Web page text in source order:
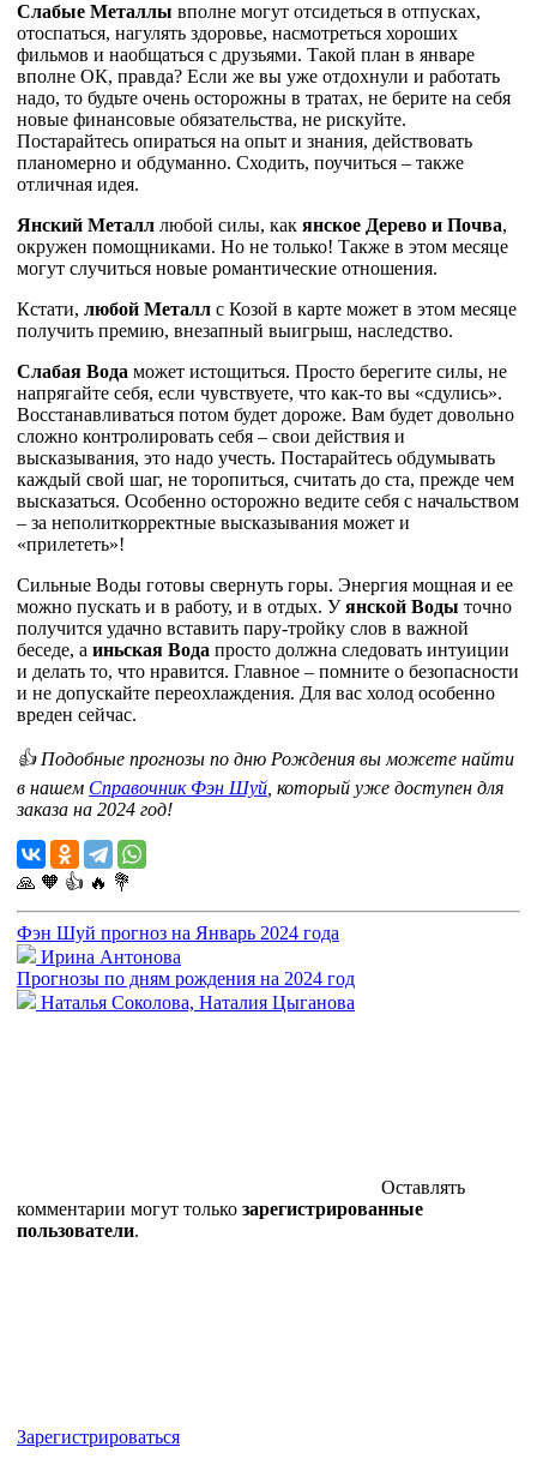
Слабые Металлы вполне могут отсидеться в отпусках,
отоспаться, нагулять здоровье, насмотреться хороших
фильмов и наобщаться с друзьями. Такой план в январе
вполне ОК, правда? Если же вы уже отдохнули и работать
надо, то будьте очень осторожны в тратах, не берите на себя
новые финансовые обязательства, не рискуйте.
Постарайтесь опираться на опыт и знания, действовать
планомерно и обдуманно. Сходить, поучиться – также
отличная идея.
Янский Металл любой силы, как янское Дерево и Почва,
окружен помощниками. Но не только! Также в этом месяце
могут случиться новые романтические отношения.
Кстати, любой Металл с Козой в карте может в этом месяце
получить премию, внезапный выигрыш, наследство.
Слабая Вода может истощиться. Просто берегите силы, не
напрягайте себя, если чувствуете, что как-то вы «сдулись».
Восстанавливаться потом будет дороже. Вам будет довольно
сложно контролировать себя – свои действия и
высказывания, это надо учесть. Постарайтесь обдумывать
каждый свой шаг, не торопиться, считать до ста, прежде чем
высказаться. Особенно осторожно ведите себя с начальством
– за неполиткорректные высказывания может и
«прилететь»!
Сильные Воды готовы свернуть горы. Энергия мощная и ее
можно пускать и в работу, и в отдых. Уянской Воды точно
получится удачно вставить пару-тройку слов в важной
беседе, а иньская Вода просто должна следовать интуиции
и делать то, что нравится. Главное – помните о безопасности
и не допускайте переохлаждения. Для вас холод особенно
вреден сейчас.
👍 Подобные прогнозы по дню Рождения вы можете найти
в нашем Справочник Фэн Шуй , который уже доступен для
заказа на 2024 год!
🙏 🧡 👍 🔥 💐
Фэн Шуй прогноз на Январь 2024 года
Ирина Антонова
Прогнозы по дням рождения на 2024 год
Наталья Соколова, Наталия Цыганова
Оставлять
комментарии могут только зарегистрированные
пользователи.
Зарегистрироваться